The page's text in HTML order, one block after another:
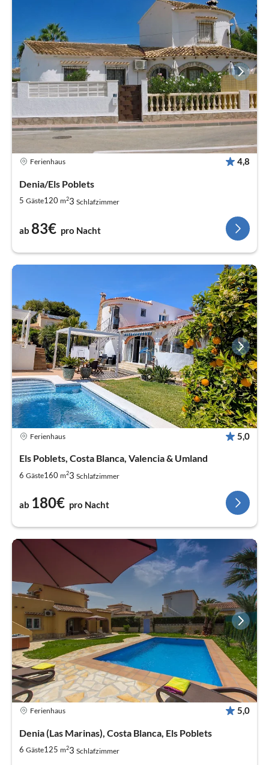
Ferienhaus 4,8
Denia/Els Poblets
5 Gäste120 m23 Schlafzimmer
ab 83€ pro Nacht
Ferienhaus 5,0
Els Poblets, Costa Blanca, Valencia & Umland
6 Gäste160 m23 Schlafzimmer
ab 180€ pro Nacht
Ferienhaus 5,0
Denia (Las Marinas), Costa Blanca, Els Poblets
6 Gäste125 m23 Schlafzimmer